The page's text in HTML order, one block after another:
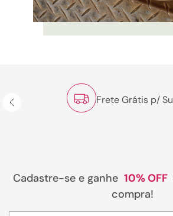
Frete Grátis p/
Cadastre-se e ganhe 10% OFF
compra!